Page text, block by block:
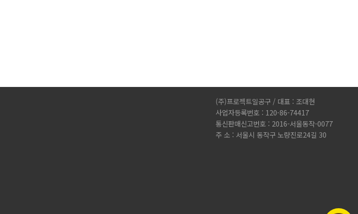
(주)프로젝트일공구 / 대표 : 조대현
사업자등록번호 : 120-86-74417
통신판매신고번호 : 2016-서울동작-0077
주 소 : 서울시 동작구 노량진로24길 30